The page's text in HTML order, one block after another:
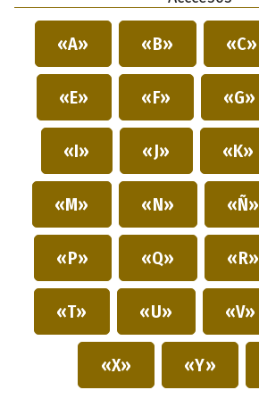
«A» «B» «C»
«E» «F» «G»
«I» «J» «K»
«M» «N» «Ñ»
«P» «Q» «R»
«T» «U» «V»
«X» «Y»